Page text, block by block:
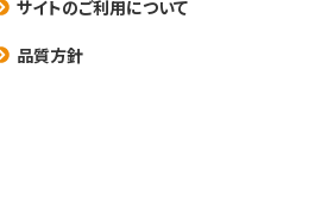
サイトのご利用について
品質方針